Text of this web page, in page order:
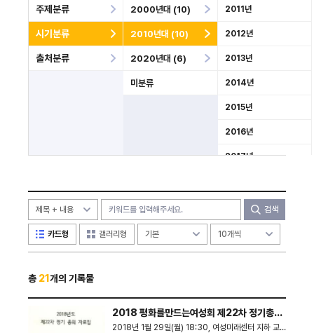
주제분류
시기분류
2000년대 (10)
2010년대 (10)
2011년
2012년
2013년
2014년
2015년
2016년
2017년
2019년
2020년대 (6)
미분류
출처분류
검색
카드형 갤러리형
총 21 개의 기록물
2018 평화를만드는여성회 제22차 정기총회
자료집
2018년 1월 29일(월) 18:30, 여성미래센터 지하 교